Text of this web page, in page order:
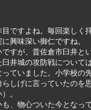
ですよね。毎回楽しく
興味深い御仁ですね。
すが、昔佐倉市臼井と
井城の攻防戦について
ていました。小学校の
らしげに言っていたのを
。
も、物心ついた今となっ